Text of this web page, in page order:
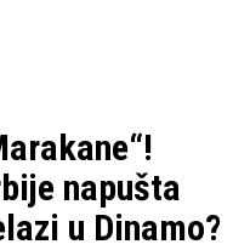
napušta
u Dinamo?